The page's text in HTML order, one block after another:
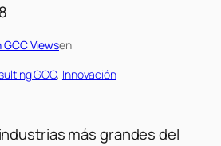
Viewsen
GCC, Innovación
más grandes del